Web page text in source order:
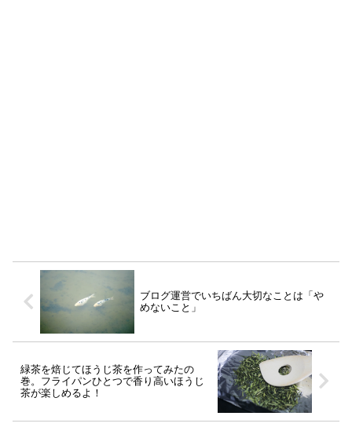
ブログ運営でいちばん大切なことは「や
めないこと」
緑茶を焙じてほうじ茶を作ってみたの
巻。フライパンひとつで香り高いほうじ
茶が楽しめるよ！